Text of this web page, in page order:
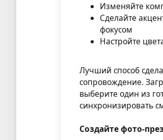
Изменяйте
Сделайте
фокусом
Настройте
Лучший способ
сопровождение.
выберите один из
синхронизировать
Создайте фото-